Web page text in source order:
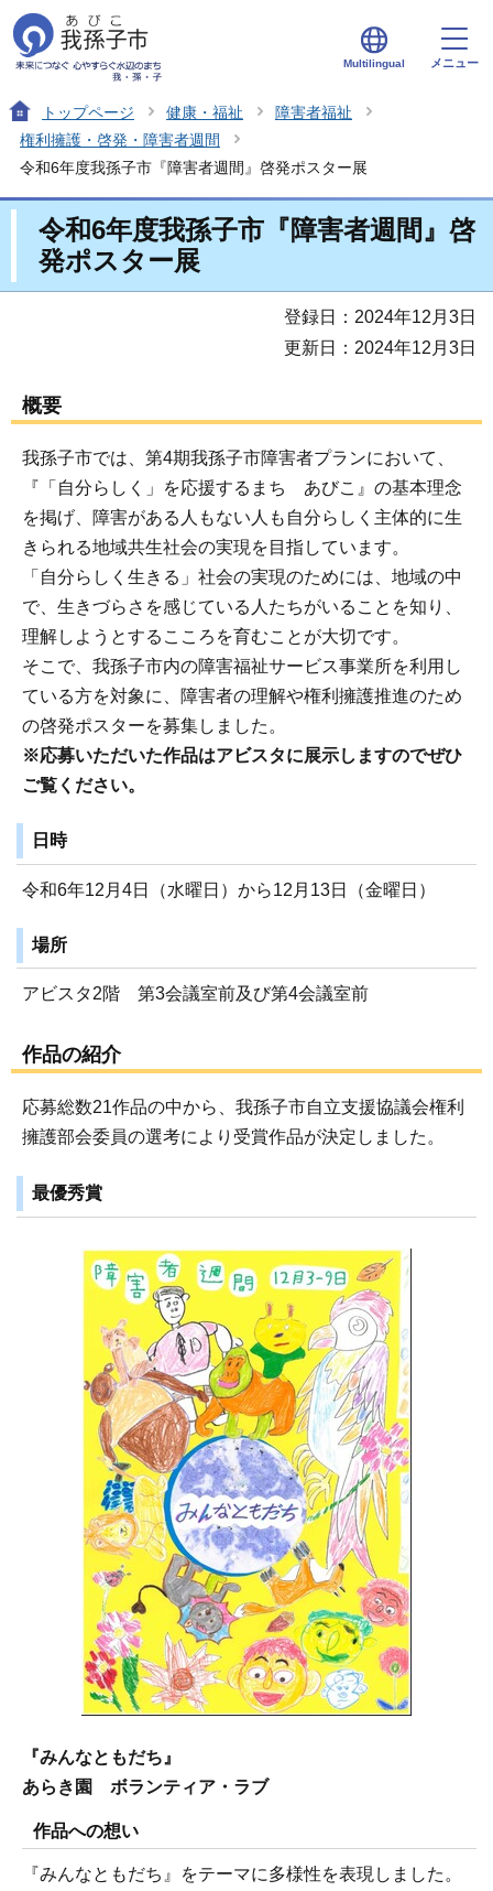
Multilingual メニュー
トップページ 健康・福祉
障害者福祉
権利擁護・啓発・障害者週間
令和6年度我孫子市『障害者週間』啓発ポスター展
令和6年度我孫子市『障害者週間』啓
発ポスター展
登録日：2024年12月3日
更新日：2024年12月3日
概要
我孫子市では、第4期我孫子市障害者プランにおいて、
『「自分らしく」を応援するまち あびこ』の基本理念
を掲げ、障害がある人もない人も自分らしく主体的に生
きられる地域共生社会の実現を目指しています。
「自分らしく生きる」社会の実現のためには、地域の中
で、生きづらさを感じている人たちがいることを知り、
理解しようとするこころを育むことが大切です。
そこで、我孫子市内の障害福祉サービス事業所を利用し
ている方を対象に、障害者の理解や権利擁護推進のため
の啓発ポスターを募集しました。
※応募いただいた作品はアビスタに展示しますのでぜひ
ご覧ください。
日時
令和6年12月4日（水曜日）から12月13日（金曜日）
場所
アビスタ2階 第3会議室前及び第4会議室前
作品の紹介
応募総数21作品の中から、我孫子市自立支援協議会権利
擁護部会委員の選考により受賞作品が決定しました。
最優秀賞
『みんなともだち』
あらき園 ボランティア・ラブ
作品への想い
『みんなともだち』をテーマに多様性を表現しました。